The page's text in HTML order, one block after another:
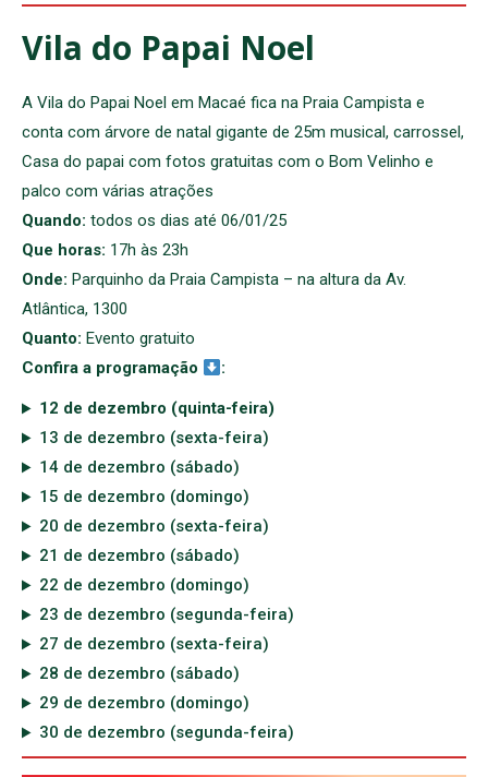
Vila do Papai Noel
A Vila do Papai Noel em Macaé fica na Praia Campista e
conta com árvore de natal gigante de 25m musical, carrossel,
Casa do papai com fotos gratuitas com o Bom Velinho e
palco com várias atrações
Quando: todos os dias até 06/01/25
Que horas: 17h às 23h
Onde: Parquinho da Praia Campista – na altura da Av.
Atlântica, 1300
Quanto: Evento gratuito
Confira a programação
:
12 de dezembro (quinta-feira)
13 de dezembro (sexta-feira)
14 de dezembro (sábado)
15 de dezembro (domingo)
20 de dezembro (sexta-feira)
21 de dezembro (sábado)
22 de dezembro (domingo)
23 de dezembro (segunda-feira)
27 de dezembro (sexta-feira)
28 de dezembro (sábado)
29 de dezembro (domingo)
30 de dezembro (segunda-feira)